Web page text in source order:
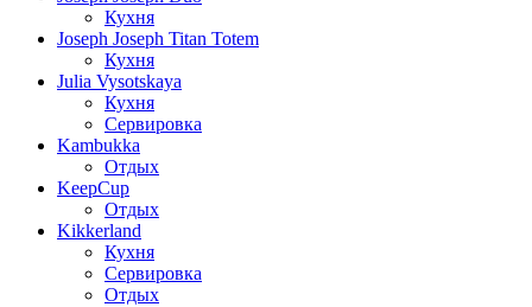
Кухня
Joseph Joseph Titan Totem
Кухня
Julia Vysotskaya
Кухня
Сервировка
Kambukka
Отдых
KeepCup
Отдых
Kikkerland
Кухня
Сервировка
Отдых